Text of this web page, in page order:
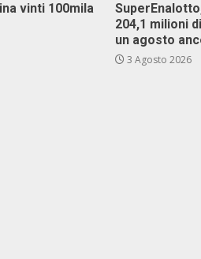
vinti 100mila
204,1 milioni
un agosto
3 Agosto 2026